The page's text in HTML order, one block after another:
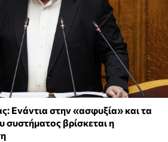
Ενάντια στην «ασφυξία» και τα
συστήματος βρίσκεται η